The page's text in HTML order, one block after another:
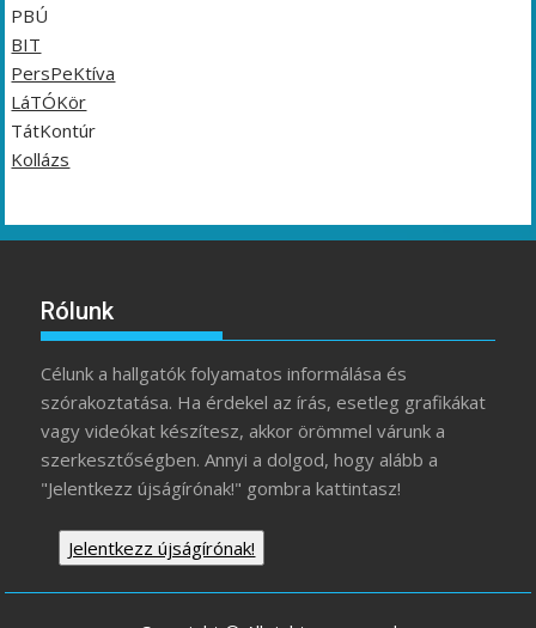
PBÚ
BIT
PersPeKtíva
LáTÓKör
TátKontúr
Kollázs
Rólunk
Célunk a hallgatók folyamatos informálása és
szórakoztatása. Ha érdekel az írás, esetleg grafikákat
vagy videókat készítesz, akkor örömmel várunk a
szerkesztőségben. Annyi a dolgod, hogy alább a
"Jelentkezz újságírónak!" gombra kattintasz!
Jelentkezz újságírónak!